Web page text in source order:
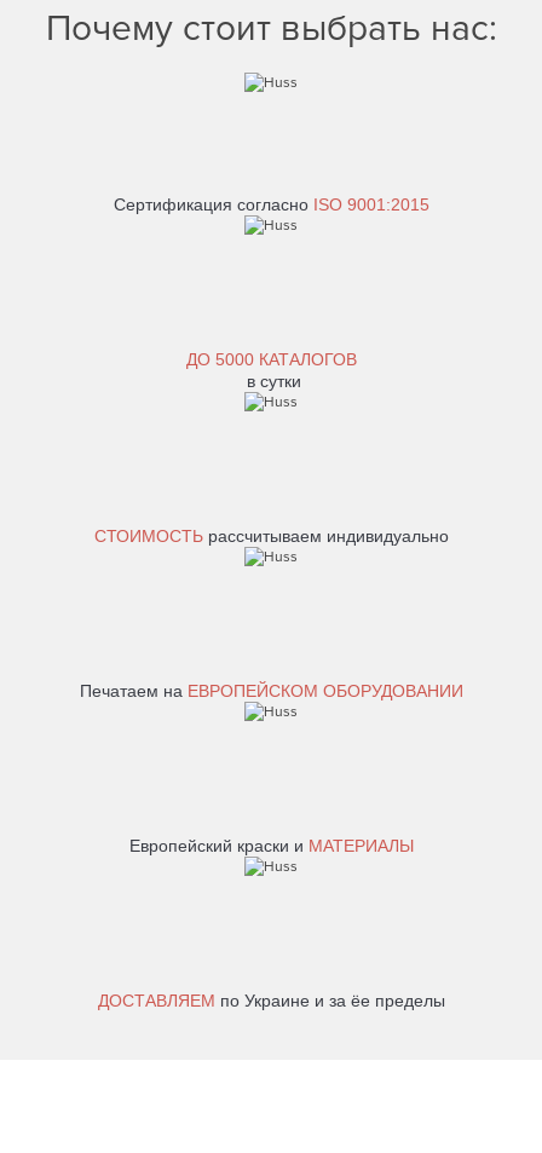
Почему стоит выбрать нас:
Сертификация согласноISO 9001:2015
ДО 5000 КАТАЛОГОВ
в сутки
СТОИМОСТЬрассчитываем индивидуально
Печатаем на ЕВРОПЕЙСКОМ ОБОРУДОВАНИИ
Европейский краски и МАТЕРИАЛЫ
ДОСТАВЛЯЕМ по Украине и за ёе пределы